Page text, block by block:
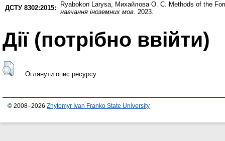
ДСТУ 8302:2015:
Ryabokon Larysa, Михайлова О. С. Methods of the
навчання іноземних мов. 2023.
Дії ​​(потрібно ввійти)
Оглянути опис ресурсу
© 2008–2026 Zhytomyr Ivan Franko State University